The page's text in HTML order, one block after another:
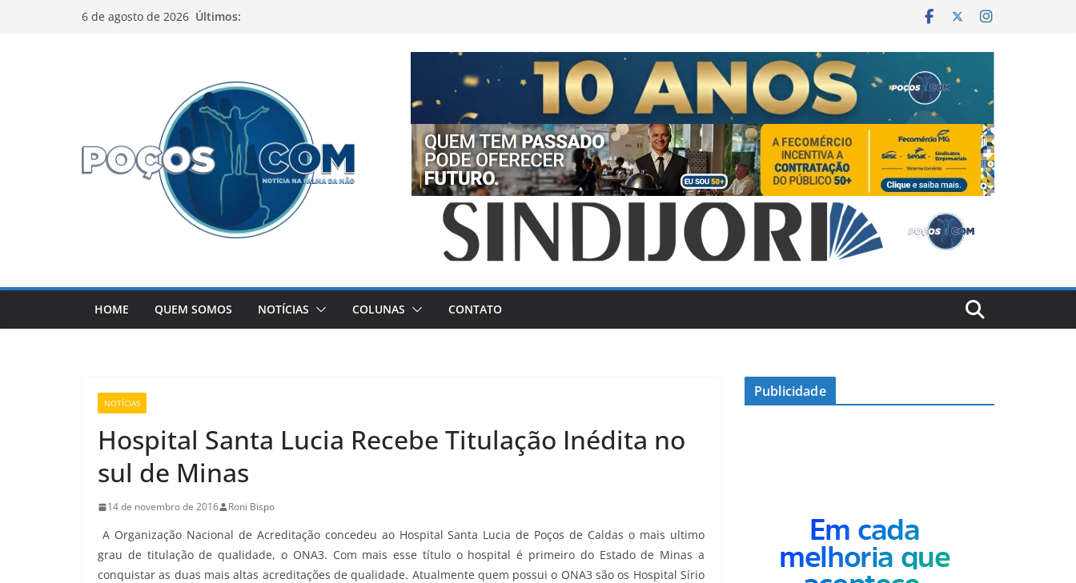
6 de agosto de 2026 Últimos:
HOME QUEM SOMOS NOTÍCIAS COLUNAS CONTATO
NOTÍCIAS
Hospital Santa Lucia Recebe Titulação Inédita no
sul de Minas
14 de novembro de 2016 Roni Bispo
A Organização Nacional de Acreditação concedeu ao Hospital Santa Lucia de Poços de Caldas o mais ultimo
grau de titulação de qualidade, o ONA3. Com mais esse título o hospital é primeiro do Estado de Minas a
conquistar as duas mais altas acreditações de qualidade. Atualmente quem possui o ONA3 são os Hospital Sírio
Publicidade